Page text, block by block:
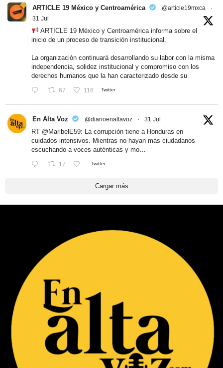
ARTICLE 19 México y Centroamérica @article19mxca
·
31 Jul
ARTICLE 19 México y Centroamérica informa sobre el
inicio de un proceso de transición institucional.
La organización continuará desarrollando su labor con la misma
independencia, solidez institucional y compromiso con los
derechos humanos que la han caracterizado desde su
67 116 Twitter
En Alta Voz @diarioenaltavoz · 31 Jul
RT @MaribelE59: La corrupción tiene a Honduras en
cuidados intensivos. Mientras no hayan más ciudadanos
escuchando a voces auténticas y mo…
17 Twitter
Cargar más